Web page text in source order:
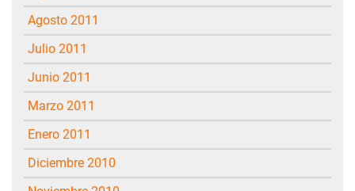
agosto 2011
julio 2011
junio 2011
marzo 2011
enero 2011
diciembre 2010